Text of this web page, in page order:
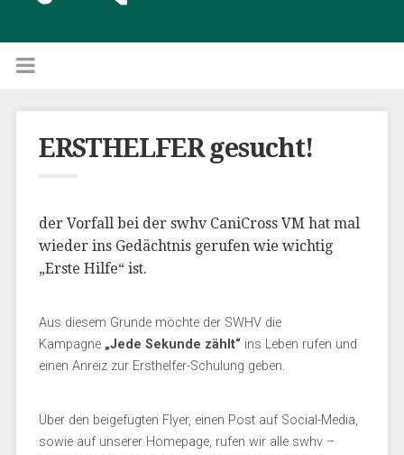
ERSTHELFER gesucht!
der Vorfall bei der swhv CaniCross VM hat mal
wieder ins Gedächtnis gerufen wie wichtig
„Erste Hilfe“ ist.
Aus diesem Grunde möchte der SWHV die
Kampagne „Jede Sekunde zählt“ins Leben rufen und
einen Anreiz zur Ersthelfer-Schulung geben.
Über den beigefügten Flyer, einen Post auf Social-Media,
sowie auf unserer Homepage, rufen wir alle swhv –